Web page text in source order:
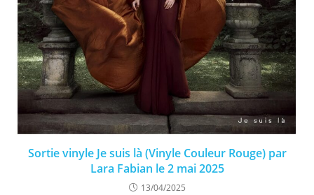
Sortie vinyle Je suis là (Vinyle Couleur Rouge) par
Lara Fabian le 2 mai 2025
13/04/2025